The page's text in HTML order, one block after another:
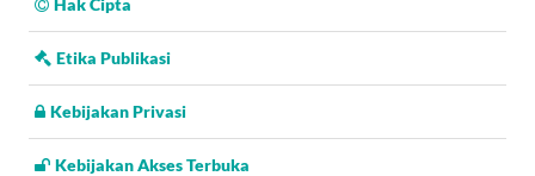
Etika Publikasi
Kebijakan Privasi
Kebijakan Akses Terbuka